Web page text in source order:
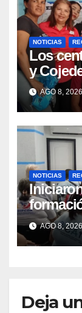
NOTICIAS
Los
y
Materna
AGO 8, 2026
NOTICIAS
AGO 8, 2026
Deja